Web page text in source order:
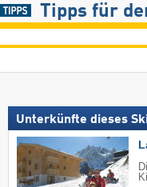
Tipps für
Unterkünfte dieses